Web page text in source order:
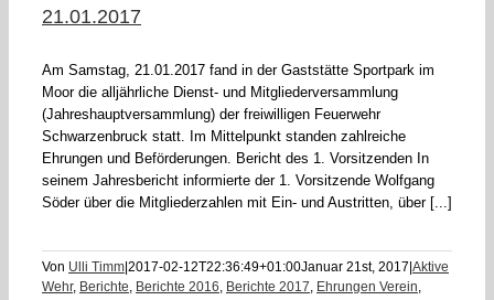
21.01.2017
Am Samstag, 21.01.2017 fand in der Gaststätte Sportpark im
Moor die alljährliche Dienst- und Mitgliederversammlung
(Jahreshauptversammlung) der freiwilligen Feuerwehr
Schwarzenbruck statt. Im Mittelpunkt standen zahlreiche
Ehrungen und Beförderungen. Bericht des 1. Vorsitzenden In
seinem Jahresbericht informierte der 1. Vorsitzende Wolfgang
Söder über die Mitgliederzahlen mit Ein- und Austritten, über [...]
Von Ulli Timm 2017-02-12T22:36:49+01:00Januar 21st, 2017 Aktive
Wehr, Berichte, Berichte 2016, Berichte 2017, Ehrungen Verein,